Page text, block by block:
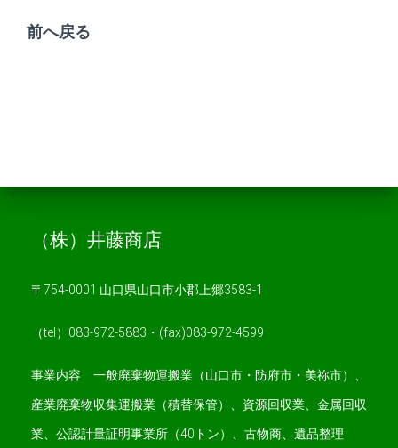
前へ戻る
（株）井藤商店
〒754-0001 山口県山口市小郡上郷3583-1
（tel）083-972-5883・(fax)083-972-4599
事業内容 一般廃棄物運搬業（山口市・防府市・美祢市）、
産業廃棄物収集運搬業（積替保管）、資源回収業、金属回収
業、公認計量証明事業所（40トン）、古物商、遺品整理